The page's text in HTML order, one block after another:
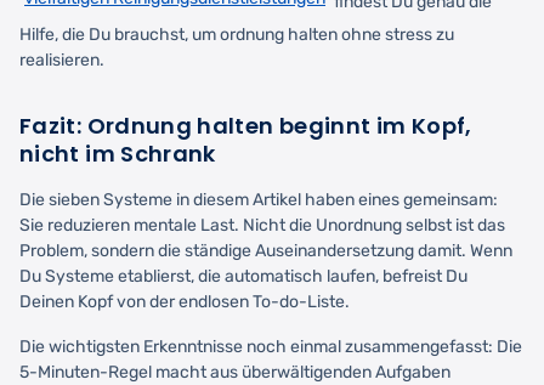
Hilfe, die Du brauchst, um ordnung halten ohne stress zu
realisieren.
Fazit: Ordnung halten beginnt im Kopf,
nicht im Schrank
Die sieben Systeme in diesem Artikel haben eines gemeinsam:
Sie reduzieren mentale Last. Nicht die Unordnung selbst ist das
Problem, sondern die ständige Auseinandersetzung damit. Wenn
Du Systeme etablierst, die automatisch laufen, befreist Du
Deinen Kopf von der endlosen To-do-Liste.
Die wichtigsten Erkenntnisse noch einmal zusammengefasst: Die
5-Minuten-Regel macht aus überwältigenden Aufgaben